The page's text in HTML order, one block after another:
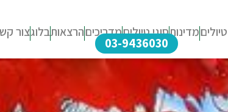
מדינותסוגי טיוליםמדריכיםהרצאותבלוגצור
03-9436030